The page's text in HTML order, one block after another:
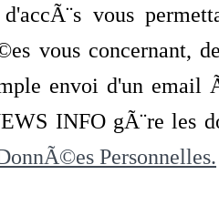
vous
vous concernant,
envoi d'un
INFO gÃ¨re les
Personnelles.